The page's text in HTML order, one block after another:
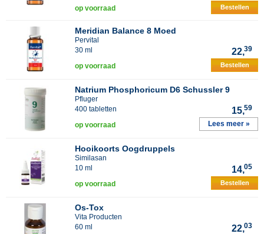
op voorraad Bestellen
Meridian Balance 8 Moed
Pervital
30 ml
22,39
op voorraad Bestellen
Natrium Phosphoricum D6 Schussler 9
Pfluger
400 tabletten
15,59
op voorraad Lees meer »
Hooikoorts Oogdruppels
Similasan
10 ml
14,05
op voorraad Bestellen
Os-Tox
Vita Producten
60 ml
22,03